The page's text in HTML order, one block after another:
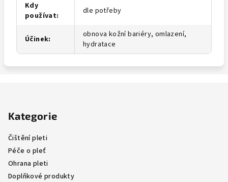
Kdy
používat: dle potřeby
Účinek:
obnova kožní bariéry, omlazení,
hydratace
Kategorie
Čištění pleti
Péče o pleť
Ohrana pleti
Doplňkové produkty